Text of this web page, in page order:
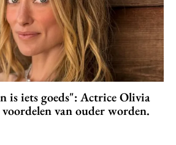
is iets goeds": Actrice Olivia
van ouder worden.